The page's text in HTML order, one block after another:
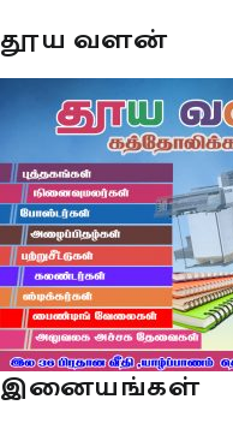
தூய வளன்
இனையங்கள்